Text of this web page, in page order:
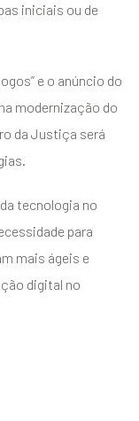
iniciais ou de
e o anúncio do
modernização do
da Justiça será
tecnologia no
para
mais ágeis e
digital no